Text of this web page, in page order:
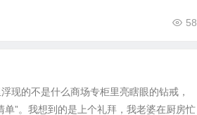
58
现的不是什么商场专柜里亮瞎眼的钻戒，
”。我想到的是上个礼拜，我老婆在厨房忙